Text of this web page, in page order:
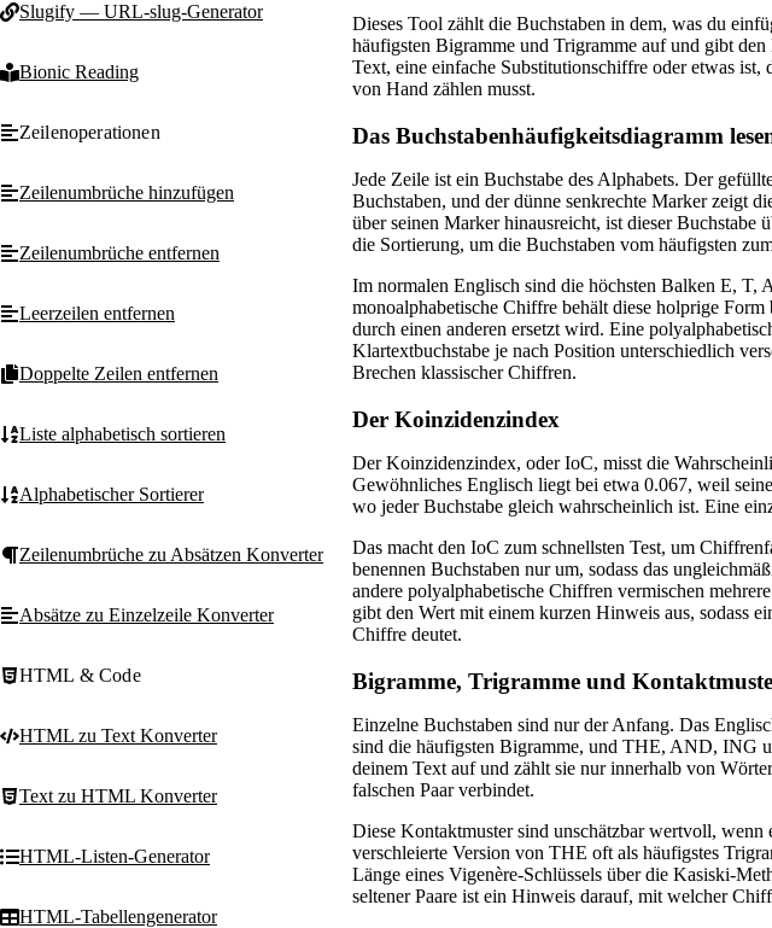
Slugify — URL-slug-Generator
Bionic Reading
Zeilenoperationen
Zeilenumbrüche hinzufügen
Zeilenumbrüche entfernen
Leerzeilen entfernen
Doppelte Zeilen entfernen
Liste alphabetisch sortieren
Alphabetischer Sortierer
Zeilenumbrüche zu Absätzen Konverter
Absätze zu Einzelzeile Konverter
HTML & Code
HTML zu Text Konverter
Text zu HTML Konverter
HTML-Listen-Generator
HTML-Tabellengenerator
Dieses Tool zählt die Buchstaben in dem, was du
häufigsten Bigramme und Trigramme auf und gibt
Text, eine einfache Substitutionschiffre oder etwas
von Hand zählen musst.
Das Buchstabenhäufigkeitsdiagramm
Jede Zeile ist ein Buchstabe des Alphabets. Der
Buchstaben, und der dünne senkrechte Marker zeigt
über seinen Marker hinausreicht, ist dieser Buchstabe
die Sortierung, um die Buchstaben vom häufigsten
Im normalen Englisch sind die höchsten Balken E, T,
monoalphabetische Chiffre behält diese holprige
durch einen anderen ersetzt wird. Eine
Klartextbuchstabe je nach Position unterschiedlich
Brechen klassischer Chiffren.
Der Koinzidenzindex
Der Koinzidenzindex, oder IoC, misst die
Gewöhnliches Englisch liegt bei etwa 0.067, weil
wo jeder Buchstabe gleich wahrscheinlich ist. Eine
Das macht den IoC zum schnellsten Test, um
benennen Buchstaben nur um, sodass das
andere polyalphabetische Chiffren vermischen
gibt den Wert mit einem kurzen Hinweis aus, sodass
Chiffre deutet.
Bigramme, Trigramme und
Einzelne Buchstaben sind nur der Anfang. Das
sind die häufigsten Bigramme, und THE, AND, ING
deinem Text auf und zählt sie nur innerhalb von
falschen Paar verbindet.
Diese Kontaktmuster sind unschätzbar wertvoll,
verschleierte Version von THE oft als häufigstes
Länge eines Vigenère-Schlüssels über die Kasiski-
seltener Paare ist ein Hinweis darauf, mit welcher